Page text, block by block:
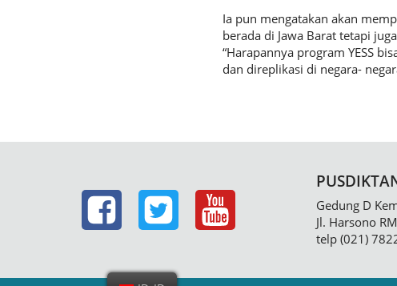
Ia pun mengatakan akan
berada di Jawa Barat tetapi
“Harapannya program YESS
dan direplikasi di negara-
Gedung D
Jl. Harsono
telp (021)